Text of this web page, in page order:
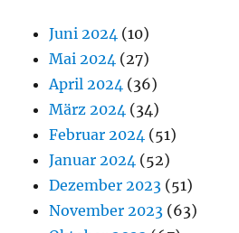
Juni 2024 (10)
Mai 2024 (27)
April 2024 (36)
März 2024 (34)
Februar 2024 (51)
Januar 2024 (52)
Dezember 2023 (51)
November 2023 (63)